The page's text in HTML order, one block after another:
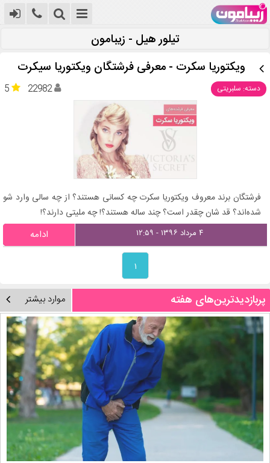
تیلور هیل - زیبامون
ویکتوریا سکرت - معرفی فرشتگان ویکتوریا سیکرت
دسته: سلبریتی 5 22982
فرشتگان برند معروف ویکتوریا سکرت چه کسانی هستند؟ از چه سالی وارد شو
شده‌اند؟ قد شان چقدر است؟ چند ساله هستند؟! چه ملیتی دارند؟!
۴ مرداد ۱۳۹۶ - ۱۲:۵۹ ادامه
۱
پربازدیدترین‌های هفته موارد بیشتر